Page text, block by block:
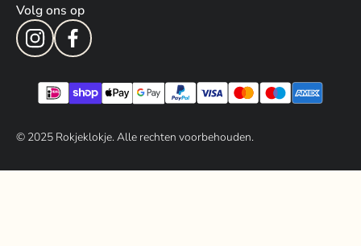
Volg ons op
© 2025Rokjeklokje. Alle rechten voorbehouden.